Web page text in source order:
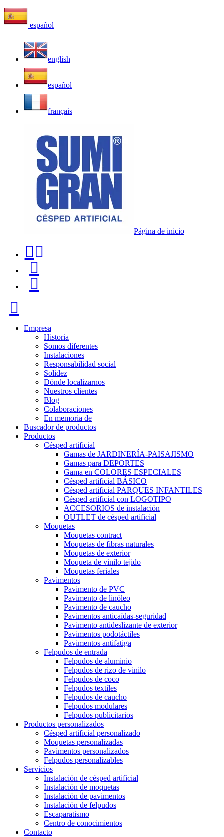
español
english
español
français
Página de inicio
116
96
57
Empresa
Historia
Somos diferentes
Instalaciones
Responsabilidad social
Solidez
Dónde localizarnos
Nuestros clientes
Blog
Colaboraciones
En memoria de
Buscador de productos
Productos
Césped artificial
Gamas de JARDINERÍA-PAISAJISMO
Gamas para DEPORTES
Gama en COLORES ESPECIALES
Césped artificial BÁSICO
Césped artificial PARQUES INFANTILES
Césped artificial con LOGOTIPO
ACCESORIOS de instalación
OUTLET de césped artificial
Moquetas
Moquetas contract
Moquetas de fibras naturales
Moquetas de exterior
Moqueta de vinilo tejido
Moquetas feriales
Pavimentos
Pavimento de PVC
Pavimento de linóleo
Pavimento de caucho
Pavimentos anticaídas-seguridad
Pavimento antideslizante de exterior
Pavimentos podotáctiles
Pavimentos antifatiga
Felpudos de entrada
Felpudos de aluminio
Felpudos de rizo de vinilo
Felpudos de coco
Felpudos textiles
Felpudos de caucho
Felpudos modulares
Felpudos publicitarios
Productos personalizados
Césped artificial personalizado
Moquetas personalizadas
Pavimentos personalizados
Felpudos personalizables
Servicios
Instalación de césped artificial
Instalación de moquetas
Instalación de pavimentos
Instalación de felpudos
Escaparatismo
Centro de conocimientos
Contacto